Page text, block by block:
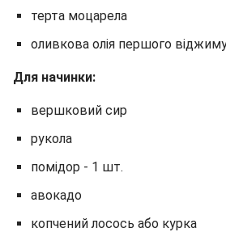
терта моцарела
оливкова олія першого
Для начинки:
вершковий сир
рукола
помідор - 1 шт.
авокадо
копчений лосось або курка